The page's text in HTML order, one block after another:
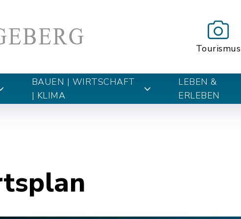
Tourismus
BAUEN | WIRTSCHAFT
| KLIMA
LEBEN &
ERLEBEN